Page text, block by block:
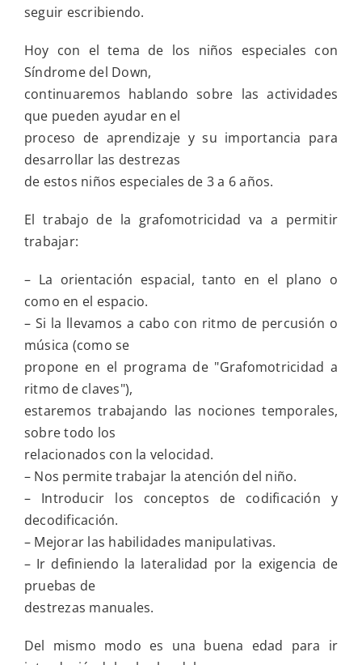
seguir escribiendo.
Hoy con el tema de los niños especiales con
Síndrome del Down,
continuaremos hablando sobre las actividades
que pueden ayudar en el
proceso de aprendizaje y su importancia para
desarrollar las destrezas
de estos niños especiales de 3 a 6 años.
El trabajo de la grafomotricidad va a permitir
trabajar:
– La orientación espacial, tanto en el plano o
como en el espacio.
– Si la llevamos a cabo con ritmo de percusión o
música (como se
propone en el programa de "Grafomotricidad a
ritmo de claves"),
estaremos trabajando las nociones temporales,
sobre todo los
relacionados con la velocidad.
– Nos permite trabajar la atención del niño.
– Introducir los conceptos de codificación y
decodificación.
– Mejorar las habilidades manipulativas.
– Ir definiendo la lateralidad por la exigencia de
pruebas de
destrezas manuales.
Del mismo modo es una buena edad para ir